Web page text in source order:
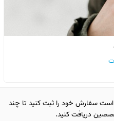
است سفارش خود را ثبت کنید تا چند
دریافت کنید.